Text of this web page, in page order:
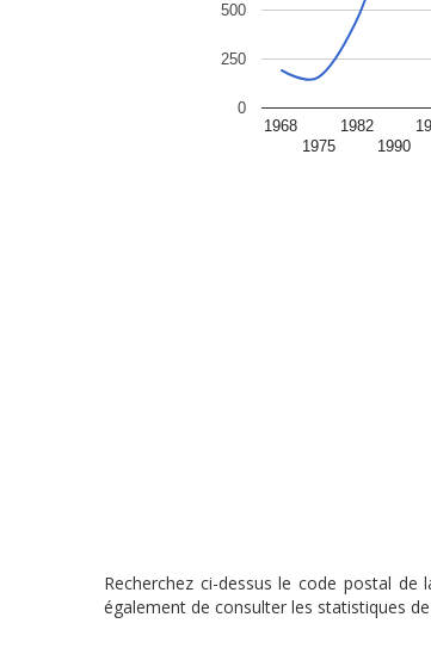
1968
1975
1982
1990
0
250
500
Recherchez ci-dessus le code postal
également de consulter les statistiques